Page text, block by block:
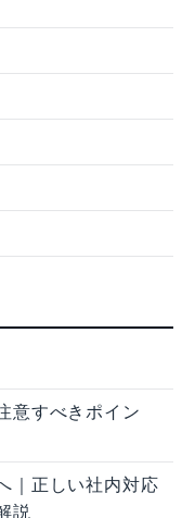
意すべきポイン
｜正しい社内対応
説